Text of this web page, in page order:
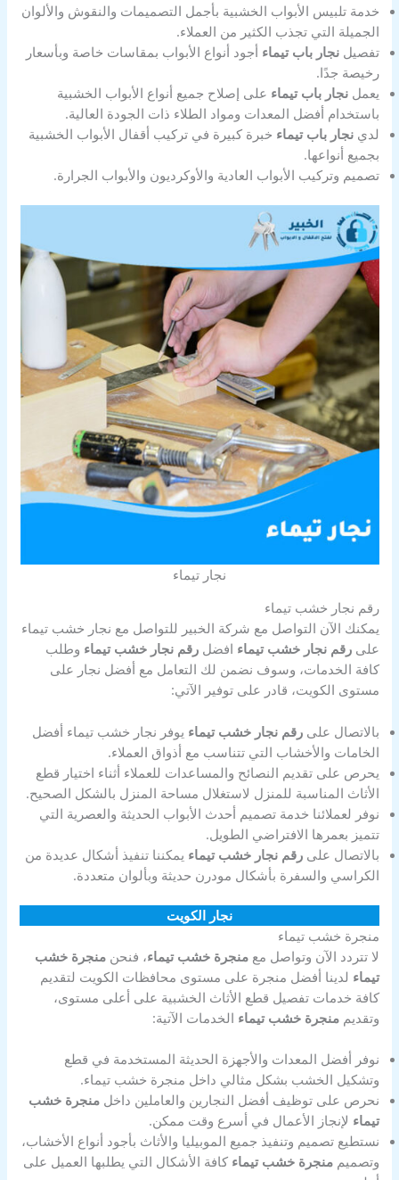
خدمة تلبيس الأبواب الخشبية بأجمل التصميمات والنقوش والألوان
الجميلة التي تجذب الكثير من العملاء.
تفصيلنجار باب تيماء أجود أنواع الأبواب بمقاسات خاصة وبأسعار
رخيصة جدًا.
يعملنجار باب تيماء على إصلاح جميع أنواع الأبواب الخشبية
باستخدام أفضل المعدات ومواد الطلاء ذات الجودة العالية.
لدينجار باب تيماء خبرة كبيرة في تركيب أقفال الأبواب الخشبية
بجميع أنواعها.
تصميم وتركيب الأبواب العادية والأوكرديون والأبواب الجرارة.
نجار تيماء
رقم نجار خشب تيماء
يمكنك الآن التواصل مع شركة الخبير للتواصل مع نجار خشب تيماء
علىرقم نجار خشب تيماء افضلرقم نجار خشب تيماء وطلب
كافة الخدمات، وسوف نضمن لك التعامل مع أفضل نجار على
مستوى الكويت، قادر على توفير الآتي:
بالاتصال علىرقم نجار خشب تيماء يوفر نجار خشب تيماء أفضل
الخامات والأخشاب التي تتناسب مع أذواق العملاء.
يحرص على تقديم النصائح والمساعدات للعملاء أثناء اختيار قطع
الأثاث المناسبة للمنزل لاستغلال مساحة المنزل بالشكل الصحيح.
نوفر لعملائنا خدمة تصميم أحدث الأبواب الحديثة والعصرية التي
تتميز بعمرها الافتراضي الطويل.
بالاتصال علىرقم نجار خشب تيماء يمكننا تنفيذ أشكال عديدة من
الكراسي والسفرة بأشكال مودرن حديثة وبألوان متعددة.
نجار الكويت
منجرة خشب تيماء
لا تتردد الآن وتواصل معمنجرة خشب تيماء، فنحنمنجرة خشب
تيماء لدينا أفضل منجرة على مستوى محافظات الكويت لتقديم
كافة خدمات تفصيل قطع الأثاث الخشبية على أعلى مستوى،
وتقديممنجرة خشب تيماء الخدمات الآتية:
نوفر أفضل المعدات والأجهزة الحديثة المستخدمة في قطع
وتشكيل الخشب بشكل مثالي داخل منجرة خشب تيماء.
نحرص على توظيف أفضل النجارين والعاملين داخلمنجرة خشب
تيماء لإنجاز الأعمال في أسرع وقت ممكن.
نستطيع تصميم وتنفيذ جميع الموبيليا والأثاث بأجود أنواع الأخشاب،
وتصميممنجرة خشب تيماء كافة الأشكال التي يطلبها العميل على